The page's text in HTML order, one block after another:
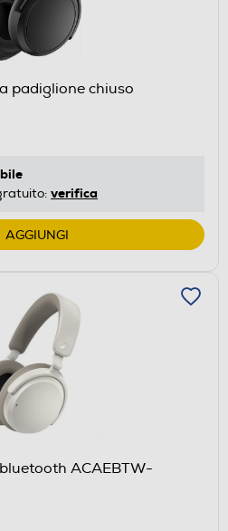
padiglione chiuso
verifica
AGGIUNGI
ACAEBTW-